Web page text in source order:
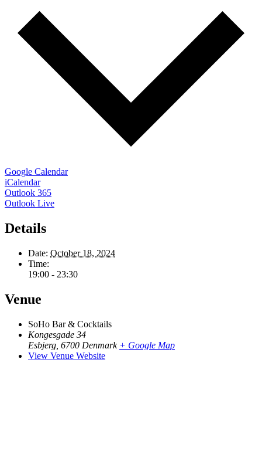
Google Calendar
iCalendar
Outlook 365
Outlook Live
Details
Date: October 18, 2024
Time:
19:00 - 23:30
Venue
SoHo Bar & Cocktails
Kongesgade 34
Esbjerg 6700 Denmark + Google Map
View Venue Website